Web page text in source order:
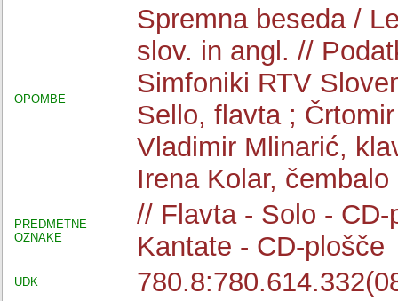
OPOMBE
Spremna beseda /
slov. in angl. //
Simfoniki RTV
Sello, flavta ;
Vladimir Mlinarić,
Irena Kolar,
PREDMETNE
OZNAKE
// Flavta - Solo -
Kantate - CD-plošče
UDK